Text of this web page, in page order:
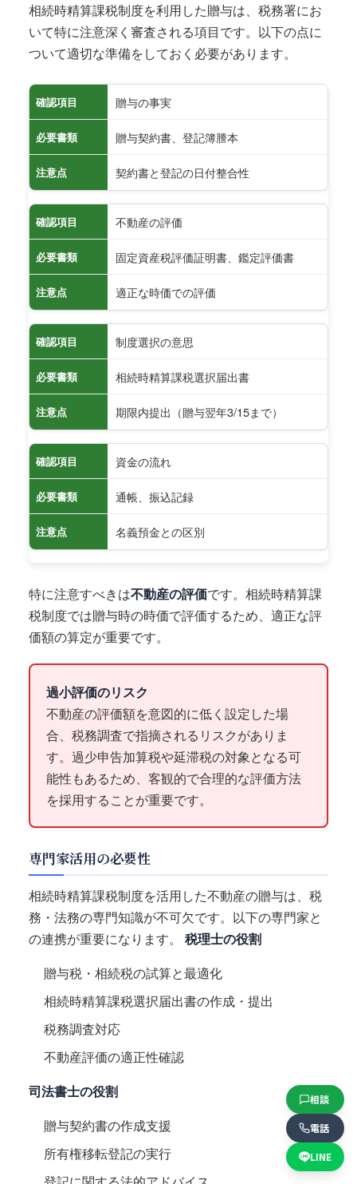
相談
電話
LINE
相続時精算課税制度を利用した贈与は、税務署にお
いて特に注意深く審査される項目です。以下の点に
ついて適切な準備をしておく必要があります。
確認項目 贈与の事実
必要書類 贈与契約書、登記簿謄本
注意点 契約書と登記の日付整合性
確認項目 不動産の評価
必要書類 固定資産税評価証明書、鑑定評価書
注意点 適正な時価での評価
確認項目 制度選択の意思
必要書類 相続時精算課税選択届出書
注意点 期限内提出（贈与翌年3/15まで）
確認項目 資金の流れ
必要書類 通帳、振込記録
注意点 名義預金との区別
特に注意すべきは不動産の評価です。相続時精算課
税制度では贈与時の時価で評価するため、適正な評
価額の算定が重要です。
過小評価のリスク
不動産の評価額を意図的に低く設定した場
合、税務調査で指摘されるリスクがありま
す。過少申告加算税や延滞税の対象となる可
能性もあるため、客観的で合理的な評価方法
を採用することが重要です。
専門家活用の必要性
相続時精算課税制度を活用した不動産の贈与は、税
務・法務の専門知識が不可欠です。以下の専門家と
の連携が重要になります。 税理士の役割
贈与税・相続税の試算と最適化
相続時精算課税選択届出書の作成・提出
税務調査対応
不動産評価の適正性確認
司法書士の役割
贈与契約書の作成支援
所有権移転登記の実行